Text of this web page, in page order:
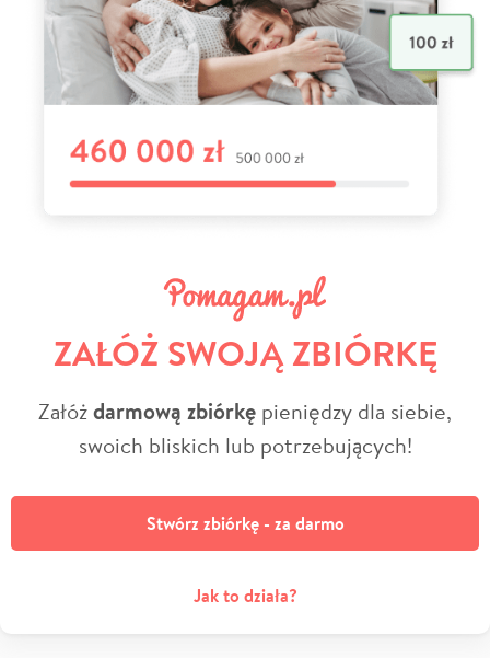
ZAŁÓŻ SWOJĄ ZBIÓRKĘ
Załóżdarmową zbiórkę pieniędzy dla siebie,
swoich bliskich lub potrzebujących!
Stwórz zbiórkę - za darmo
Jak to działa?